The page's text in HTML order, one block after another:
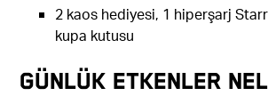
2 kaos hediyesi, 1 hiperşarj
kupa kutusu
Günlük etkenler